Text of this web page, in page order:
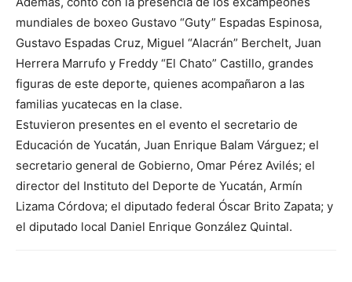
mundiales de boxeo Gustavo “Guty” Espadas Espinosa,
Gustavo Espadas Cruz, Miguel “Alacrán” Berchelt, Juan
Herrera Marrufo y Freddy “El Chato” Castillo, grandes
figuras de este deporte, quienes acompañaron a las
familias yucatecas en la clase.
Estuvieron presentes en el evento el secretario de
Educación de Yucatán, Juan Enrique Balam Várguez; el
secretario general de Gobierno, Omar Pérez Avilés; el
director del Instituto del Deporte de Yucatán, Armín
Lizama Córdova; el diputado federal Óscar Brito Zapata; y
el diputado local Daniel Enrique González Quintal.